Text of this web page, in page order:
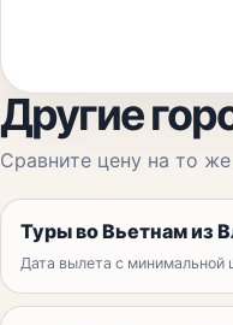
Другие
Сравните цену на то
Туры во Вьетнам из
Дата вылета с минимальной